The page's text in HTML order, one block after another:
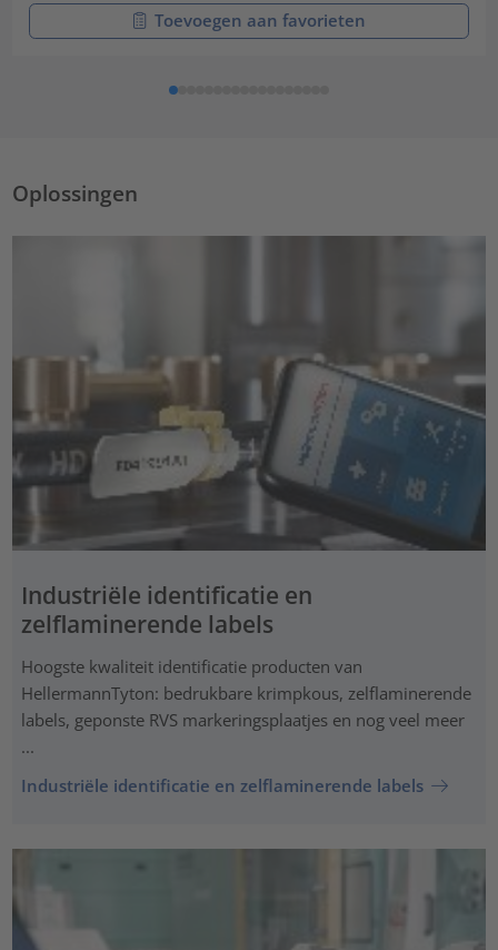
Toevoegen aan favorieten
Oplossingen
Industriële identificatie en
zelflaminerende labels
Hoogste kwaliteit identificatie producten van
HellermannTyton: bedrukbare krimpkous, zelflaminerende
labels, geponste RVS markeringsplaatjes en nog veel meer
...
Industriële identificatie en zelflaminerende labels